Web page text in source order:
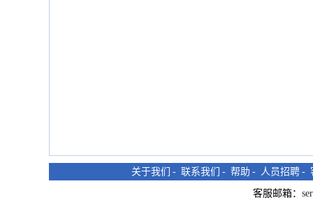
关于我们 - 联系我们 - 帮助 - 人员招聘 -
客服邮箱：